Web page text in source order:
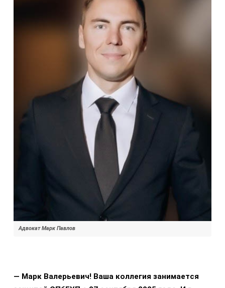
Адвокат Марк Павлов
— Марк Валерьевич! Ваша коллегия занимается